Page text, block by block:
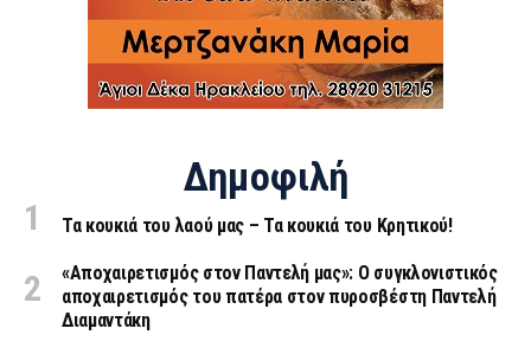
Δημοφιλή
Τα κουκιά του λαού μας – Τα κουκιά του Κρητικού!
«Aποχαιρετισμός στον Παντελή μας»: Ο συγκλονιστικός
αποχαιρετισμός του πατέρα στον πυροσβέστη Παντελή
Διαμαντάκη